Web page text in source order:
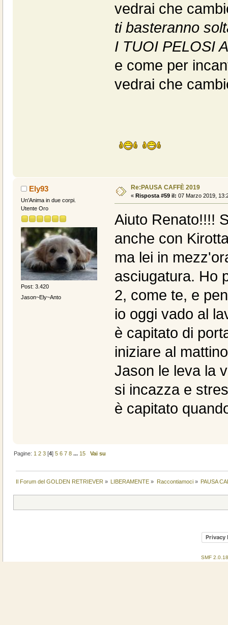
vedrai che
ti basteranno
I TUOI PELOSI
e come per
vedrai che
Ely93
Un'Anima in due corpi.
Utente Oro
Post: 3.420
Jason~Ely~Anto
Re:PAUSA CAFFÈ 2019
« Risposta #59 il: 07 Marzo 2019,
Aiuto Renato!!!!
anche con
ma lei in
asciugatura. Ho
2, come te, e
io oggi vado al
è capitato di
iniziare al
Jason le leva la
si incazza e
è capitato
Pagine: 1 2 3 [4]5 6 7 8 ... 15 Vai su
Il Forum del GOLDEN RETRIEVER » LIBERAMENTE » Raccontiamoci» PAUSA
Privacy
SMF 2.0.18